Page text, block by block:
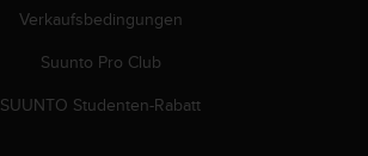
Verkaufsbedingungen
Suunto Pro Club
SUUNTO Studenten-Rabatt